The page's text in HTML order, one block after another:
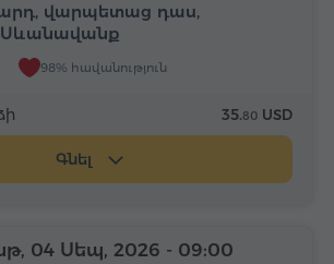
վարպետաց դաս,
Սևանավանք
98% հավանություն
35.80 USD
Գնել
04 Սեպ, 2026 - 09:00